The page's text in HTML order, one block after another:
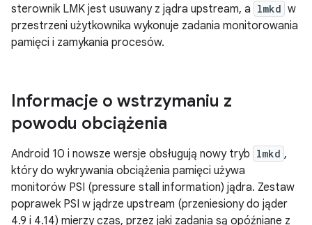
sterownik LMK jest usuwany z jądra upstream, a lmkd w
przestrzeni użytkownika wykonuje zadania monitorowania
pamięci i zamykania procesów.
Informacje o wstrzymaniu z
powodu obciążenia
Android 10 i nowsze wersje obsługują nowy tryb lmkd ,
który do wykrywania obciążenia pamięci używa
monitorów PSI (pressure stall information) jądra. Zestaw
poprawek PSI w jądrze upstream (przeniesiony do jąder
4.9 i 4.14) mierzy czas, przez jaki zadania są opóźniane z